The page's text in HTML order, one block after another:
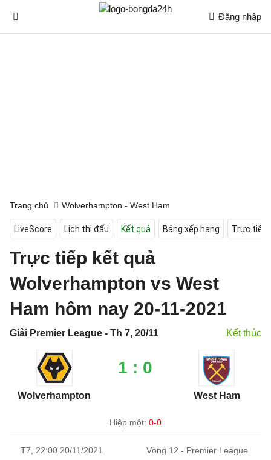
Đăng nhập
Trang chủ Wolverhampton - West Ham
LiveScore Lịch thi đấu Kết quả Bảng xếp hạng Trực tiếp
Trực tiếp kết quả
Wolverhampton vs West
Ham hôm nay 20-11-2021
Giải Premier League - Th 7, 20/11 Kết thúc
Wolverhampton
1 : 0
West Ham
Hiệp một: 0-0
T7, 22:00 20/11/2021
Vòng 12 - Premier League